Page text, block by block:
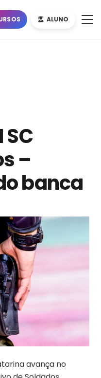
ALUNO
SC
–
banca
avança no